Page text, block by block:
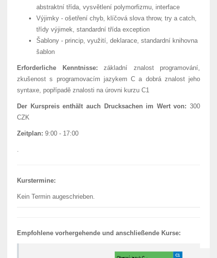
abstraktní třída, vysvětlení polymorfizmu, interface
Výjimky - ošetření chyb, klíčová slova throw, try a catch,
třídy výjimek, standardní třída exception
Šablony - princip, využití, deklarace, standardní knihovna
šablon
Erforderliche Kenntnisse: základní znalost programování,
zkušenost s programovacím jazykem C a dobrá znalost jeho
syntaxe, popřípadě znalosti na úrovni kurzu C1
Der Kurspreis enthält auch Drucksachen im Wert von: 300
CZK
Zeitplan: 9:00 - 17:00
.
Kurstermine:
Kein Termin augeschrieben.
Empfohlene vorhergehende und anschließende Kurse: